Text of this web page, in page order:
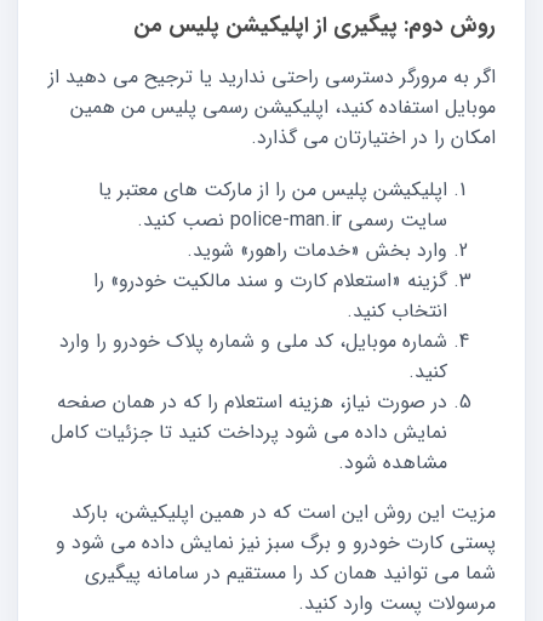
روش دوم: پیگیری از اپلیکیشن پلیس من
اگر به مرورگر دسترسی راحتی ندارید یا ترجیح می دهید از
موبایل استفاده کنید، اپلیکیشن رسمی پلیس من همین
امکان را در اختیارتان می گذارد.
اپلیکیشن پلیس من را از مارکت های معتبر یا
سایت رسمی police-man.ir نصب کنید.
وارد بخش «خدمات راهور» شوید.
گزینه «استعلام کارت و سند مالکیت خودرو» را
انتخاب کنید.
شماره موبایل، کد ملی و شماره پلاک خودرو را وارد
کنید.
در صورت نیاز، هزینه استعلام را که در همان صفحه
نمایش داده می شود پرداخت کنید تا جزئیات کامل
مشاهده شود.
مزیت این روش این است که در همین اپلیکیشن، بارکد
پستی کارت خودرو و برگ سبز نیز نمایش داده می شود و
شما می توانید همان کد را مستقیم در سامانه پیگیری
مرسولات پست وارد کنید.